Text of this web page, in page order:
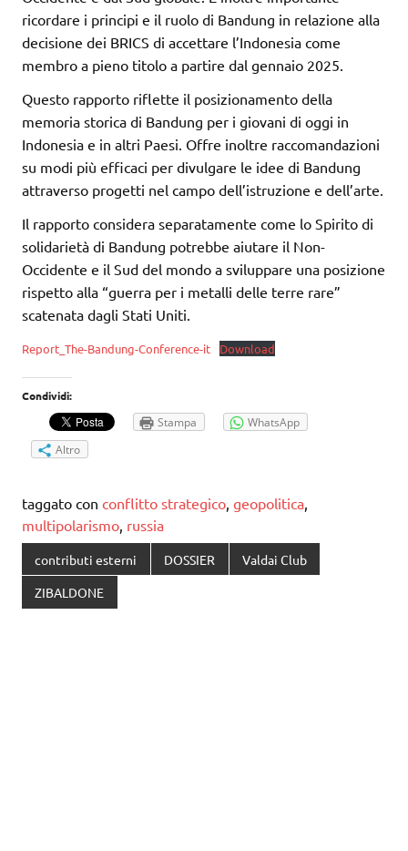
ricordare i principi e il ruolo di Bandung in relazione alla
decisione dei BRICS di accettare l’Indonesia come
membro a pieno titolo a partire dal gennaio 2025.
Questo rapporto riflette il posizionamento della
memoria storica di Bandung per i giovani di oggi in
Indonesia e in altri Paesi. Offre inoltre raccomandazioni
su modi più efficaci per divulgare le idee di Bandung
attraverso progetti nel campo dell’istruzione e dell’arte.
Il rapporto considera separatamente come lo Spirito di
solidarietà di Bandung potrebbe aiutare il Non-
Occidente e il Sud del mondo a sviluppare una posizione
rispetto alla “guerra per i metalli delle terre rare”
scatenata dagli Stati Uniti.
Report_The-Bandung-Conference-it Download
Condividi:
Stampa
WhatsApp
Altro
taggato con conflitto strategico geopolitica
multipolarismo russia
contributi esterni DOSSIER Valdai Club
ZIBALDONE